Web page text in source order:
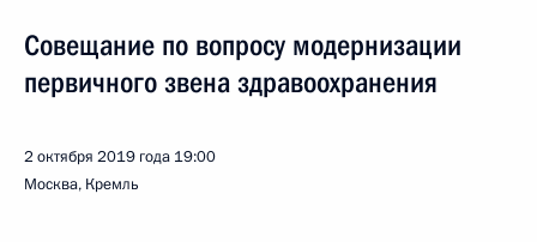
Совещание по вопросу модернизации
первичного звена здравоохранения
2 октября 2019 года 19:00
Москва, Кремль